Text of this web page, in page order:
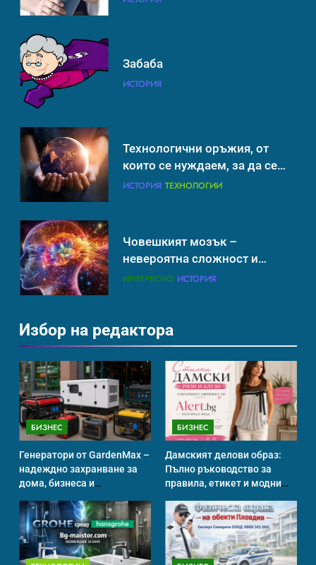
ИСТОРИЯ
Човешкият мозък –
Забаба
ИСТОРИЯ
Технологични оръжия, от
които се нуждаем, за да се
борим с глобалното
ИСТОРИЯ ТЕХНОЛОГИИ
Човешкият мозък –
невероятна сложност и
възможност
ИНТЕРЕСНО ИСТОРИЯ
Ритуали от други култури,
ИСТОРИЯ
Идеи за съвременен дизайн
на баня
ИСТОРИЯ
Забаба
ИСТОРИЯ
Избор на редактора
БИЗНЕС
Генератори от GardenMax –
надеждно захранване за
дома, бизнеса и
БИЗНЕС
Дамският делови образ:
Пълно ръководство за
правила, етикет и модни